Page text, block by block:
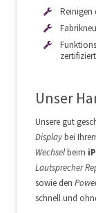
Reinigen
Unser
Unsere gut
Displaybei
Wechselbeim
Lautsprecher
sowie den
schnell und